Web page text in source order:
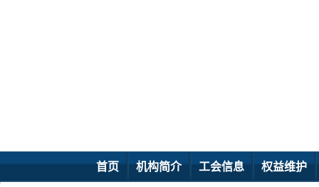
首页 机构简介 工会信息 权益维护